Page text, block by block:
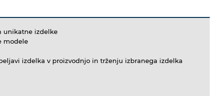
unikatne izdelke
modele
izdelka v proizvodnjo in trženju izbranega izdelka